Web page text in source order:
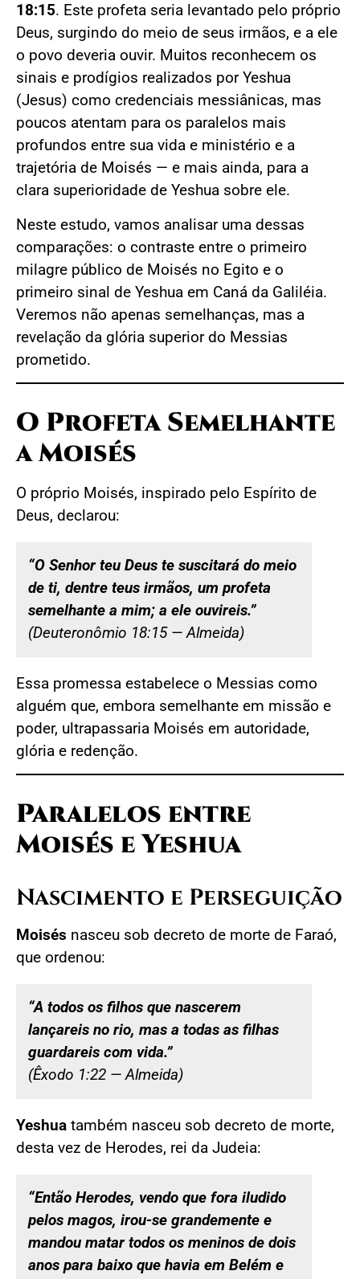
18:15. Este profeta seria levantado pelo próprio
Deus, surgindo do meio de seus irmãos, e a ele
o povo deveria ouvir. Muitos reconhecem os
sinais e prodígios realizados por Yeshua
(Jesus) como credenciais messiânicas, mas
poucos atentam para os paralelos mais
profundos entre sua vida e ministério e a
trajetória de Moisés — e mais ainda, para a
clara superioridade de Yeshua sobre ele.
Neste estudo, vamos analisar uma dessas
comparações: o contraste entre o primeiro
milagre público de Moisés no Egito e o
primeiro sinal de Yeshua em Caná da Galiléia.
Veremos não apenas semelhanças, mas a
revelação da glória superior do Messias
prometido.
O Profeta Semelhante
a Moisés
O próprio Moisés, inspirado pelo Espírito de
Deus, declarou:
“O Senhor teu Deus te suscitará do meio
de ti, dentre teus irmãos, um profeta
semelhante a mim; a ele ouvireis.”
(Deuteronômio 18:15 — Almeida)
Essa promessa estabelece o Messias como
alguém que, embora semelhante em missão e
poder, ultrapassaria Moisés em autoridade,
glória e redenção.
Paralelos entre
Moisés e Yeshua
Nascimento e Perseguição
Moisés nasceu sob decreto de morte de Faraó,
que ordenou:
“A todos os filhos que nascerem
lançareis no rio, mas a todas as filhas
guardareis com vida.”
(Êxodo 1:22 — Almeida)
Yeshua também nasceu sob decreto de morte,
desta vez de Herodes, rei da Judeia:
“Então Herodes, vendo que fora iludido
pelos magos, irou-se grandemente e
mandou matar todos os meninos de dois
anos para baixo que havia em Belém e